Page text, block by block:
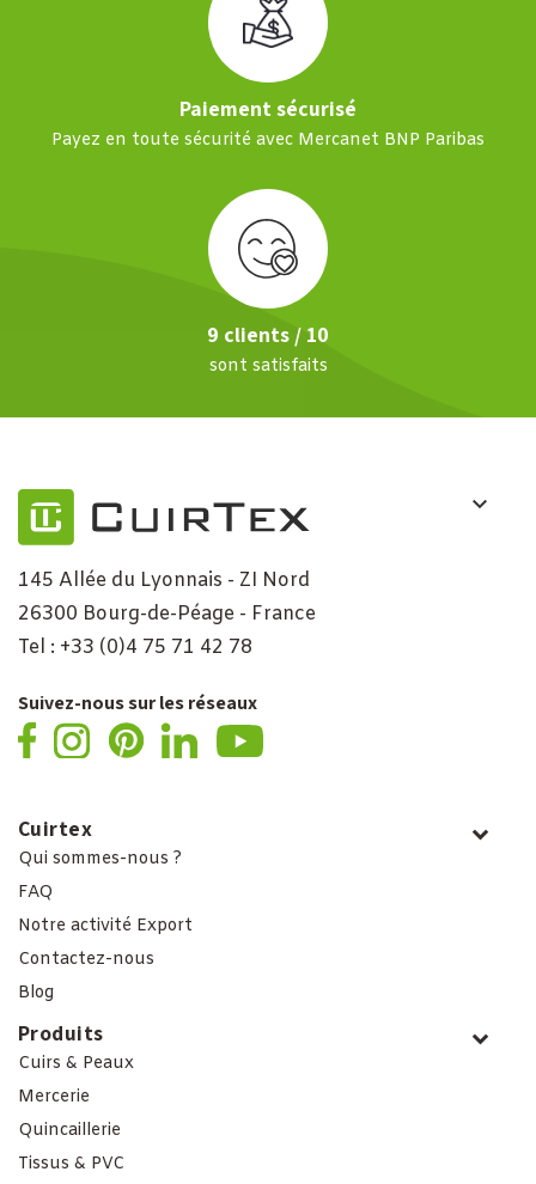
Paiement sécurisé
Payez en toute sécurité avec Mercanet BNP Paribas
9 clients / 10
sont satisfaits
145 Allée du Lyonnais - ZI Nord
26300 Bourg-de-Péage - France
Tel : +33 (0)4 75 71 42 78
Suivez-nous sur les réseaux
Cuirtex
Qui sommes-nous ?
FAQ
Notre activité Export
Contactez-nous
Blog
Produits
Cuirs & Peaux
Mercerie
Quincaillerie
Tissus & PVC